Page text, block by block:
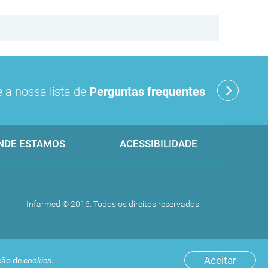
Aceitar
decookies.
a nossa lista de Perguntas frequentes
ESTAMOS ACESSIBILIDADE
Infarmed © 2016. Todos os direitos reservados